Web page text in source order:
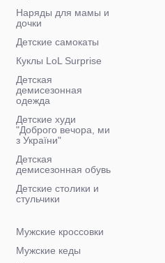
Наряды для мамы и
дочки
Детские самокаты
Куклы LoL Surprise
Детская
демисезонная
одежда
Детские худи
"Доброго вечора, ми
з України"
Детская
демисезонная обувь
Детские столики и
стульчики
Мужские кроссовки
Мужские кеды